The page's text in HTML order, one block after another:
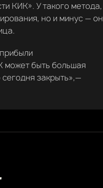
КИК». У такого метода,
но и минус — он
может быть большая
закрыть»,—